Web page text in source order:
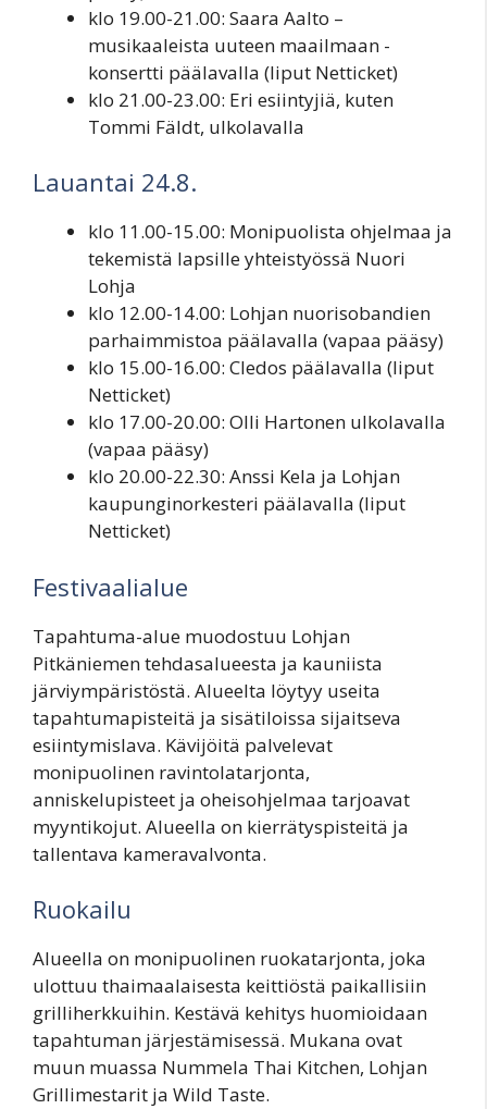
klo 19.00-21.00: Saara Aalto –
musikaaleista uuteen maailmaan -
konsertti päälavalla (liput Netticket)
klo 21.00-23.00: Eri esiintyjiä, kuten
Tommi Fäldt, ulkolavalla
Lauantai 24.8.
klo 11.00-15.00: Monipuolista ohjelmaa ja
tekemistä lapsille yhteistyössä Nuori
Lohja
klo 12.00-14.00: Lohjan nuorisobandien
parhaimmistoa päälavalla (vapaa pääsy)
klo 15.00-16.00: Cledos päälavalla (liput
Netticket)
klo 17.00-20.00: Olli Hartonen ulkolavalla
(vapaa pääsy)
klo 20.00-22.30: Anssi Kela ja Lohjan
kaupunginorkesteri päälavalla (liput
Netticket)
Festivaalialue
Tapahtuma-alue muodostuu Lohjan
Pitkäniemen tehdasalueesta ja kauniista
järviympäristöstä. Alueelta löytyy useita
tapahtumapisteitä ja sisätiloissa sijaitseva
esiintymislava. Kävijöitä palvelevat
monipuolinen ravintolatarjonta,
anniskelupisteet ja oheisohjelmaa tarjoavat
myyntikojut. Alueella on kierrätyspisteitä ja
tallentava kameravalvonta.
Ruokailu
Alueella on monipuolinen ruokatarjonta, joka
ulottuu thaimaalaisesta keittiöstä paikallisiin
grilliherkkuihin. Kestävä kehitys huomioidaan
tapahtuman järjestämisessä. Mukana ovat
muun muassa Nummela Thai Kitchen, Lohjan
Grillimestarit ja Wild Taste.